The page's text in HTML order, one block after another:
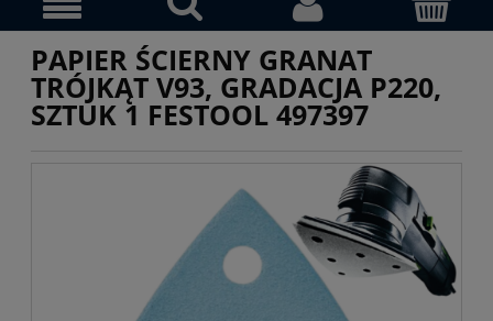
PAPIER ŚCIERNY GRANAT
TRÓJKĄT V93, GRADACJA P220,
SZTUK 1 FESTOOL 497397